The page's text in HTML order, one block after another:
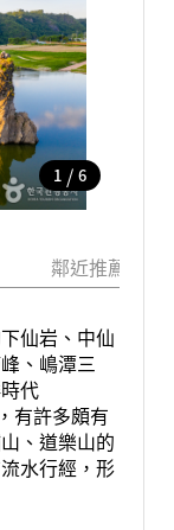
1 / 6
鄰近推薦景點
仙岩、中仙
、嶋潭三
代
有許多頗有
、道樂山的
水行經，形